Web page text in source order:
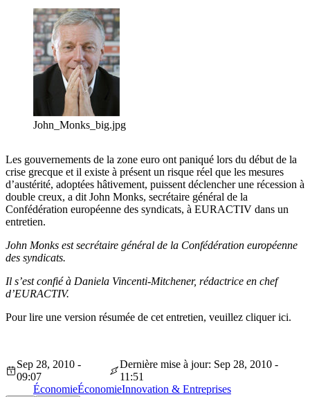
John_Monks_big.jpg
Les gouvernements de la zone euro ont paniqué lors du début de la
crise grecque et il existe à présent un risque réel que les mesures
d’austérité, adoptées hâtivement, puissent déclencher une récession à
double creux, a dit John Monks, secrétaire général de la
Confédération européenne des syndicats, à EURACTIV dans un
entretien.
John Monks estsecrétaire général de la Confédération européenne
des syndicats.
Il s’est confié à Daniela Vincenti-Mitchener, rédactrice en chef
d’EURACTIV.
Pour lire une version résumée de cet entretien, veuillez cliquer ici.
Sep 28, 2010 -
09:07
Dernière mise à jour: Sep 28, 2010 -
11:51
ÉconomieÉconomieInnovation & Entreprises